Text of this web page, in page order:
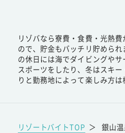
リゾバなら寮費・食費・光熱
ので、貯金もバッチリ貯めら
の休日には海でダイビングや
スポーツをしたり、冬はスキ
りと勤務地によって楽しみ方は
リゾートバイトTOP ＞ 銀山